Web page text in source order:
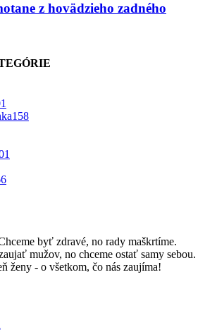
z hovädzieho zadného
158
byť zdravé, no rady maškrtíme.
mužov, no chceme ostať samy sebou.
ženy - o všetkom, čo nás zaujíma!